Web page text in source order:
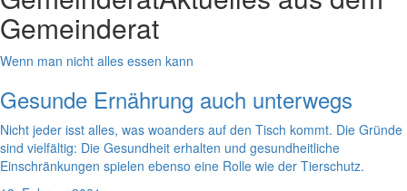
Gemeinderat
Wenn man nicht alles essen kann
Gesunde Ernährung auch unterwegs
Nicht jeder isst alles, was woanders auf den Tisch kommt. Die Gründe
sind vielfältig: Die Gesundheit erhalten und gesundheitliche
Einschränkungen spielen ebenso eine Rolle wie der Tierschutz.